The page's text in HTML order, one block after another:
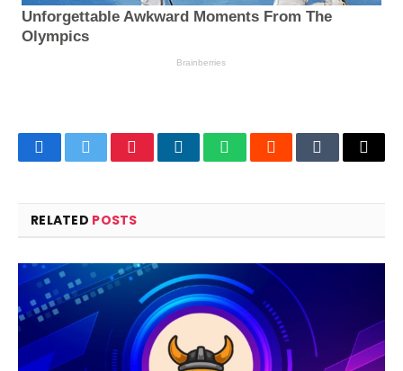
FacebookTwitterPinterestLinkedInWhatsAppRedditTumblrEmail
RELATED POSTS